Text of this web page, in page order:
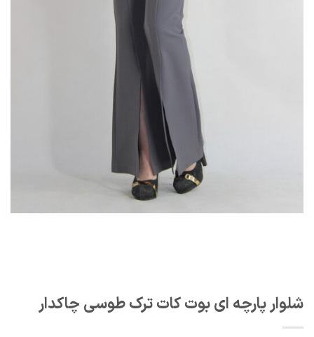
شلوار پارچه ای بوت کات ترک طوسی چاکدار